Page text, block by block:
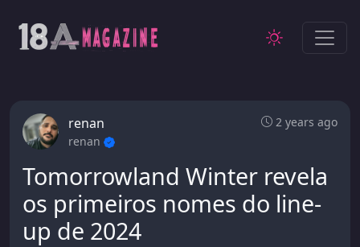
renan
2 years ago
renan
Tomorrowland Winter revela
os primeiros nomes do line-
up de 2024